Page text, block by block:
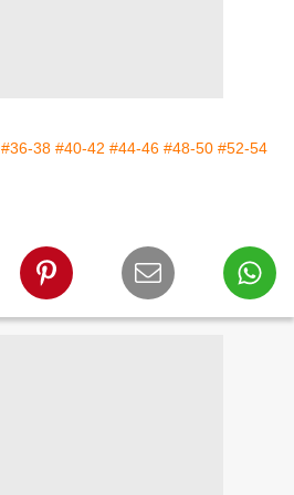
#36-38 #40-42 #44-46 #48-50 #52-54